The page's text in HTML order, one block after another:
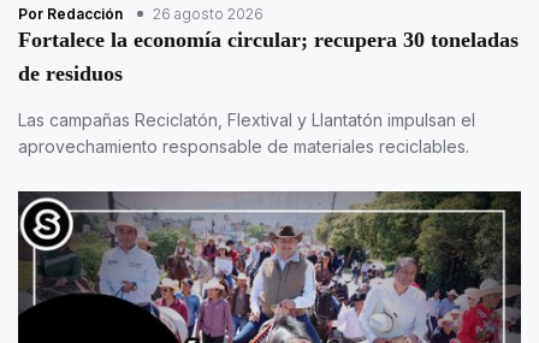
Por Redacción 26 agosto 2026
Fortalece la economía circular; recupera 30 toneladas
de residuos
Las campañas Reciclatón, Flextival y Llantatón impulsan el
aprovechamiento responsable de materiales reciclables.